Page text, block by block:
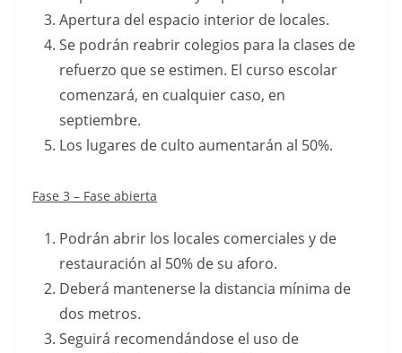
Apertura del espacio interior de locales.
Se podrán reabrir colegios para la clases de
refuerzo que se estimen. El curso escolar
comenzará, en cualquier caso, en
septiembre.
Los lugares de culto aumentarán al 50%.
Fase 3 – Fase abierta
Podrán abrir los locales comerciales y de
restauración al 50% de su aforo.
Deberá mantenerse la distancia mínima de
dos metros.
Seguirá recomendándose el uso de